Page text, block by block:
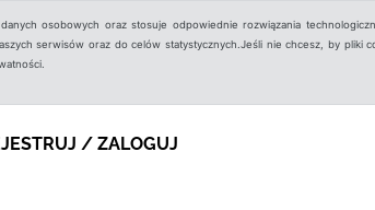
osobowych oraz stosuje odpowiednie rozwiązania
serwisów oraz do celów statystycznych.Jeśli nie chcesz, by pliki
/ ZALOGUJ